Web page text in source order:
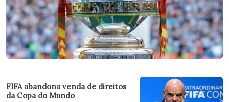
FIFA abandona venda de direitos
da Copa do Mundo